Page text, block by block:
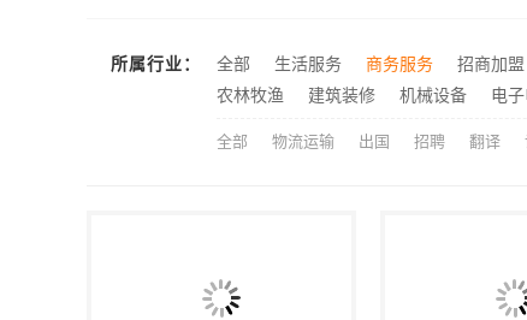
推荐
所属行业： 全部 生活服务 商务服务 招商加盟
农林牧渔
建筑装修 机械设备 电
全部 物流运输 出国 招聘 翻译